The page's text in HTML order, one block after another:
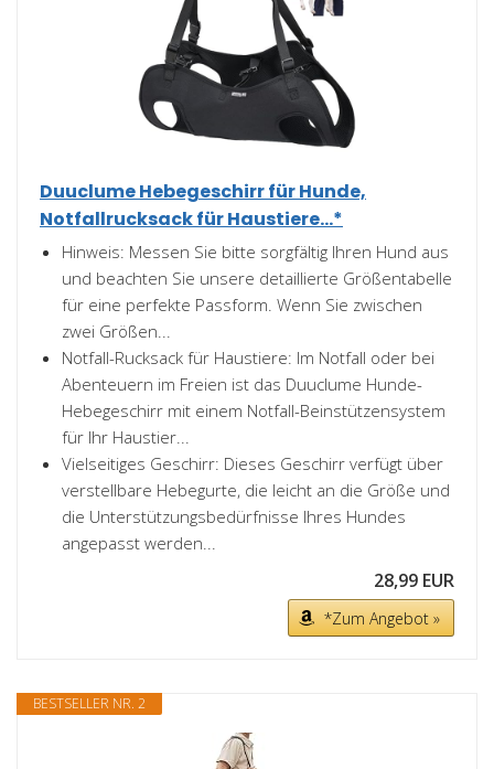
Duuclume Hebegeschirr für Hunde,
Notfallrucksack für Haustiere...*
Hinweis: Messen Sie bitte sorgfältig Ihren Hund aus
und beachten Sie unsere detaillierte Größentabelle
für eine perfekte Passform. Wenn Sie zwischen
zwei Größen...
Notfall-Rucksack für Haustiere: Im Notfall oder bei
Abenteuern im Freien ist das Duuclume Hunde-
Hebegeschirr mit einem Notfall-Beinstützensystem
für Ihr Haustier...
Vielseitiges Geschirr: Dieses Geschirr verfügt über
verstellbare Hebegurte, die leicht an die Größe und
die Unterstützungsbedürfnisse Ihres Hundes
angepasst werden...
28,99 EUR
*Zum Angebot »
BESTSELLER NR. 2